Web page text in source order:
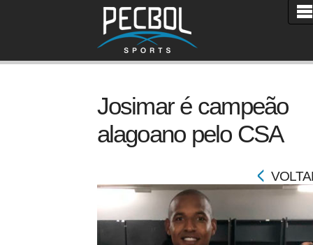
Josimar é campeão
alagoano pelo CSA